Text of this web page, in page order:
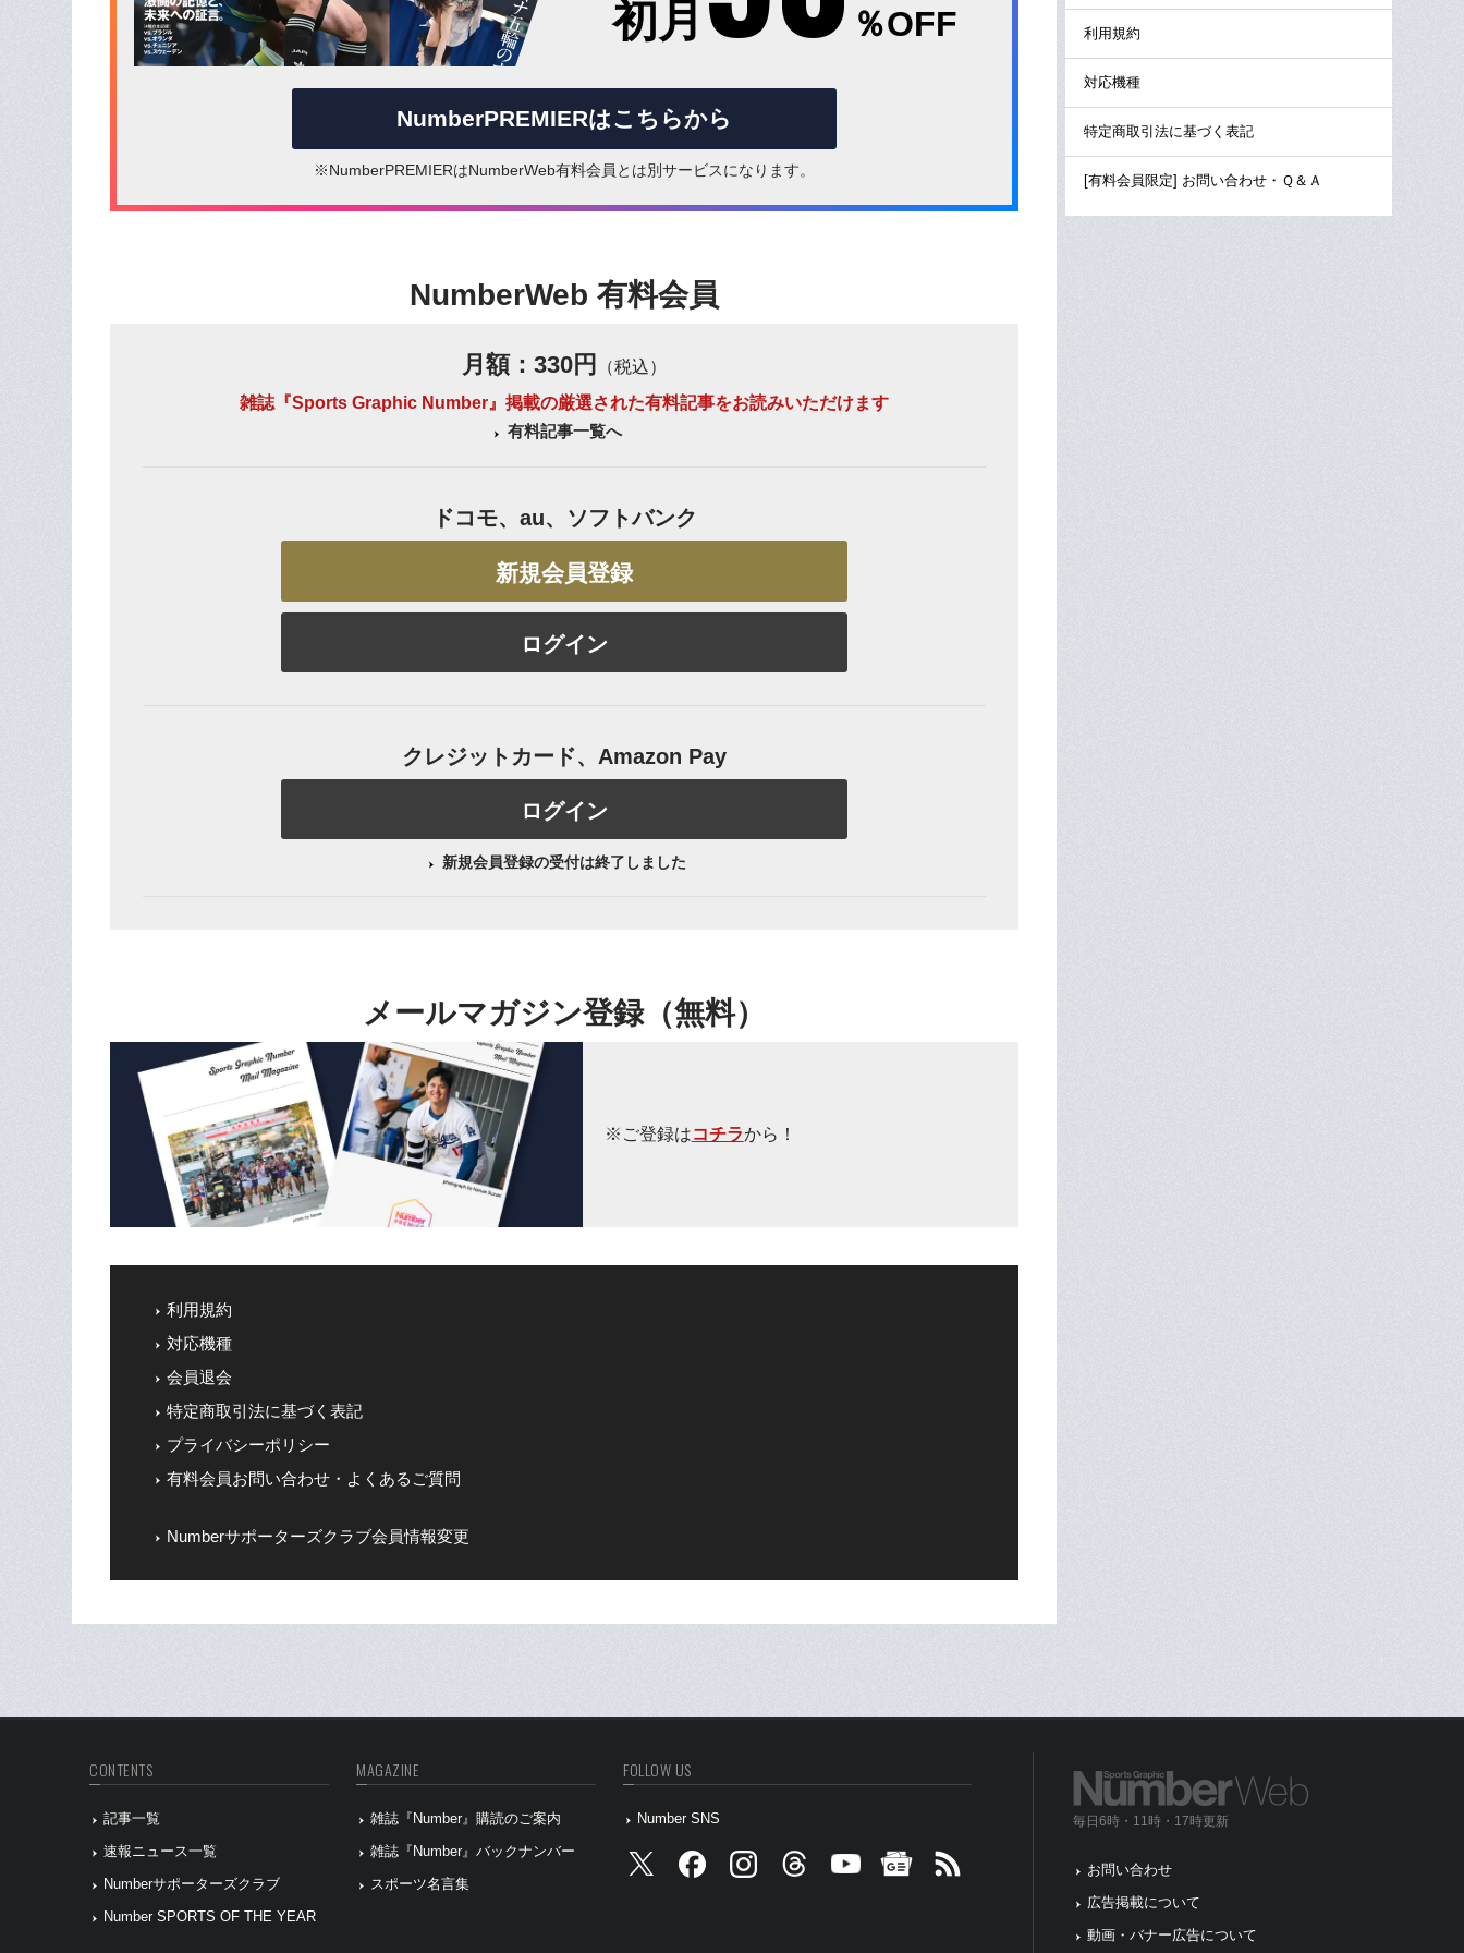
初月 ％OFF
NumberPREMIERはこちらから
※NumberPREMIERはNumberWeb有料会員とは別サービスになります。
NumberWeb 有料会員
月額：330円
（税込）
雑誌『Sports Graphic Number』掲載の厳選された有料記事をお読みいただけます
有料記事一覧へ
ドコモ、au、ソフトバンク
新規会員登録
ログイン
クレジットカード、Amazon Pay
ログイン
新規会員登録の受付は終了しました
メールマガジン登録（無料）
※ご登録はコチラから！
利用規約
対応機種
会員退会
特定商取引法に基づく表記
プライバシーポリシー
有料会員お問い合わせ・よくあるご質問
Numberサポーターズクラブ会員情報変更
利用規約
対応機種
特定商取引法に基づく表記
[有料会員限定] お問い合わせ・Ｑ＆Ａ
CONTENTS
記事一覧
速報ニュース一覧
Numberサポーターズクラブ
Number SPORTS OF THE YEAR
MAGAZINE
雑誌『Number』購読のご案内
雑誌『Number』バックナンバー
スポーツ名言集
FOLLOW US
Number SNS 毎日6時・11時・17時更新
お問い合わせ
広告掲載について
動画・バナー広告について